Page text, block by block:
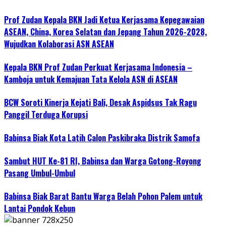
Prof Zudan Kepala BKN Jadi Ketua Kerjasama Kepegawaian
ASEAN, China, Korea Selatan dan Jepang Tahun 2026-2028,
Wujudkan Kolaborasi ASN ASEAN
Kepala BKN Prof Zudan Perkuat Kerjasama Indonesia –
Kamboja untuk Kemajuan Tata Kelola ASN di ASEAN
BCW Soroti Kinerja Kejati Bali, Desak Aspidsus Tak Ragu
Panggil Terduga Korupsi
Babinsa Biak Kota Latih Calon Paskibraka Distrik Samofa
Sambut HUT Ke-81 RI, Babinsa dan Warga Gotong-Royong
Pasang Umbul-Umbul
Babinsa Biak Barat Bantu Warga Belah Pohon Palem untuk
Lantai Pondok Kebun